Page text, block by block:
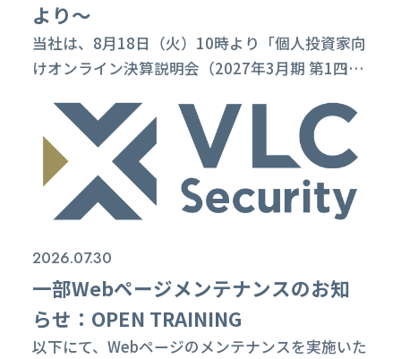
より～
当社は、8月18日（火）10時より「個人投資家向
けオンライン決算説明会（2027年3月期 第1四半
のとおりです。 日時 2026年8月18日（火）10時
～11時 ※終了時刻は目安となりますので、多少
前後する可能性がございます。 ご視聴方法 こち
らからご視聴いただけます。 質疑応答 ライブ配
信中にQ&Aボタンよりどなたでもご質問いただけ
2026.07.30
一部Webページメンテナンスのお知
らせ：OPEN TRAINING
以下にて、Webページのメンテナンスを実施いた